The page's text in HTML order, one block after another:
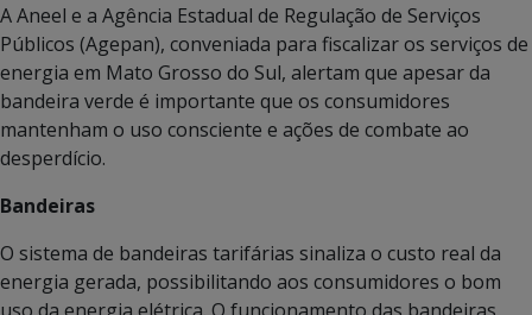
A Aneel e a Agência Estadual de Regulação de Serviços
Públicos (Agepan), conveniada para fiscalizar os serviços de
energia em Mato Grosso do Sul, alertam que apesar da
bandeira verde é importante que os consumidores
mantenham o uso consciente e ações de combate ao
desperdício.
Bandeiras
O sistema de bandeiras tarifárias sinaliza o custo real da
energia gerada, possibilitando aos consumidores o bom